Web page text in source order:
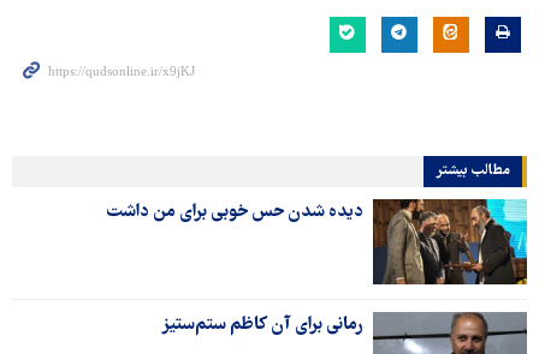
مطالب بیشتر
دیده شدن حس خوبی برای من داشت
رمانی برای آن کاظم ستم‌ستیز